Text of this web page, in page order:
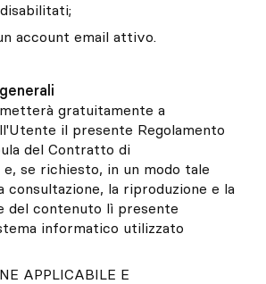
account email attivo.
gratuitamente a
il presente Regolamento
del Contratto di
se richiesto, in un modo tale
consultazione, la riproduzione e la
del contenuto lì presente
informatico utilizzato
APPLICABILE E